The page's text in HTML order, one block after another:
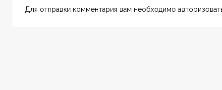
Для отправки комментария вам необходимо